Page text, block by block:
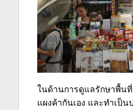
ในด้านการดูแลรักษาพื้น
แผงค้ากันเอง และทำเป็